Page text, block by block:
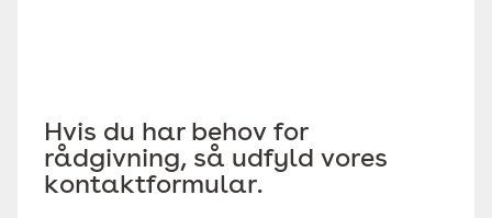
Hvis du har behov for
rådgivning, så udfyld vores
kontaktformular.